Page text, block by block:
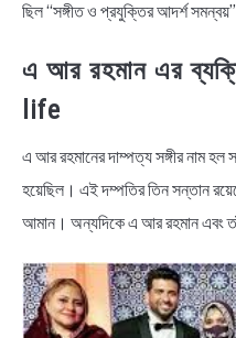
ছিল “সঙ্গীত ও প্রযুক্তির আদর্শ
এ আর রহমান এর
life
এ আর রহমানের দাম্পত্য সঙ্গীর নাম হল
হয়েছিল। এই দম্পতির তিন সন্তান
আমান। অন্যদিকে এ আর রহমান এবং